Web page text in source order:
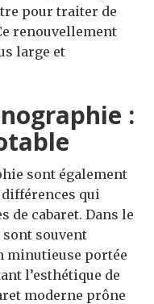
pour traiter de
renouvellement
large et
:
sont également
qui
de cabaret. Dans le
souvent
minutieuse portée
l’esthétique de
moderne prône